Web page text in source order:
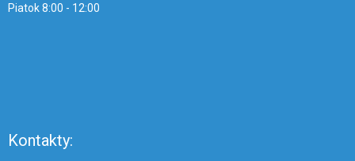
Piatok 8:00 - 12:00
Kontakty: